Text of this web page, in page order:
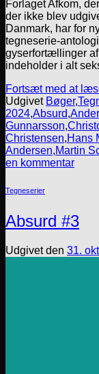
Forlaget Afkom,
der ikke blev
Danmark, har for
tegneserie-
gyserfortællinger
indeholder i alt
Fortsæt med at
Udgivet Bøger,
2024,Absurd,
Gunnarsson,
Christensen,Hans
Andersen,Martin
en kommentar
Tegneserier
Absurd #3
Udgivet den 31.